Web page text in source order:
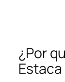
¿Por
Estaca